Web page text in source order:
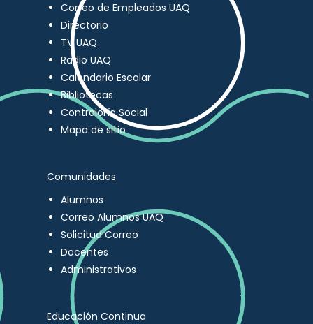
Correo de Empleados UAQ
Directorio
TV UAQ
Radio UAQ
Calendario Escolar
Bibliotecas
Contraloría Social
Mapa de sitio
Comunidades
Alumnos
Correo Alumnos UAQ
Solicitud Correo
Docentes
Administrativos
Educación Continua